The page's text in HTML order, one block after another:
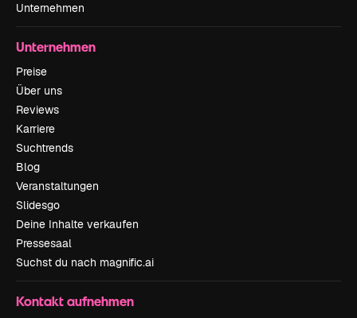
Unternehmen
Unternehmen
Preise
Über uns
Reviews
Karriere
Suchtrends
Blog
Veranstaltungen
Slidesgo
Deine Inhalte verkaufen
Pressesaal
Suchst du nach magnific.ai
Kontakt aufnehmen